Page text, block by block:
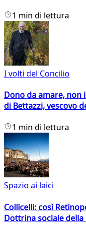
1 min di lettura
I volti del Concilio
Dono da amare,
di Bettazzi, vescovo
1 min di lettura
Spazio ai laici
Collicelli: così
Dottrina sociale della